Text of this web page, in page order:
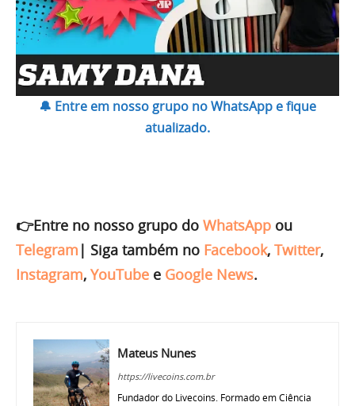
🔔 Entre em nosso grupo no WhatsApp e fique
atualizado.
👉Entre no nosso grupo do WhatsApp ou
Telegram | Siga também no Facebook, Twitter,
Instagram, YouTube e Google News.
Mateus Nunes
https://livecoins.com.br
Fundador do Livecoins. Formado em Ciência